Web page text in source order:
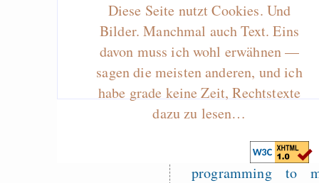
Diese Seite nutzt Cookies. Und
Bilder. Manchmal auch Text. Eins
davon muss ich wohl erwähnen —
sagen die meisten anderen, und ich
habe grade keine Zeit, Rechtstexte
dazu zu lesen…
Draketo neu: Beiträge
Alltag in
Klimaneutralen Welt
Nebelfest -
Curb impacts
programming to